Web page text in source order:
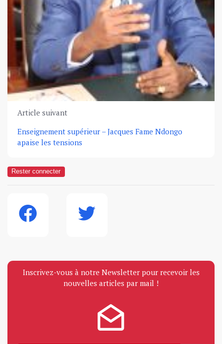
Article suivant
Enseignement supérieur – Jacques Fame Ndongo
apaise les tensions
Rester connecter
Inscrivez-vous à notre Newsletter pour recevoir les
nouvelles articles par mail !